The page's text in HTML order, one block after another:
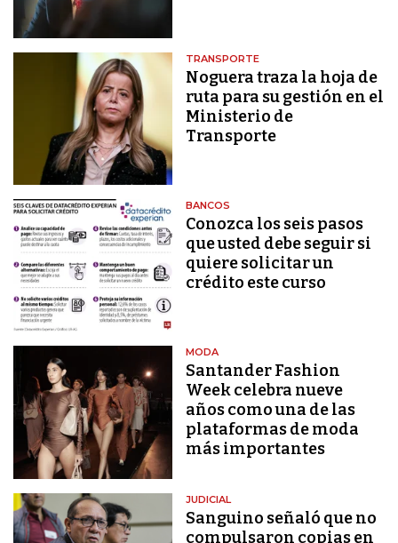
TRANSPORTE
Noguera traza la hoja de
ruta para su gestión en el
Ministerio de
Transporte
BANCOS
Conozca los seis pasos
que usted debe seguir si
quiere solicitar un
crédito este curso
MODA
Santander Fashion
Week celebra nueve
años como una de las
plataformas de moda
más importantes
JUDICIAL
Sanguino señaló que no
compulsaron copias en